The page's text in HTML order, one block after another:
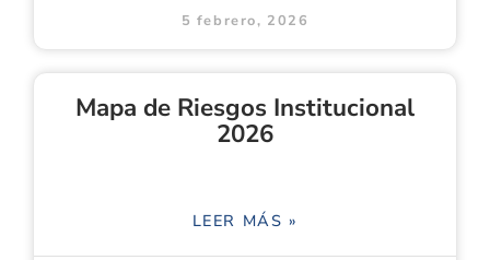
5 febrero, 2026
Mapa de Riesgos Institucional
2026
LEER MÁS »